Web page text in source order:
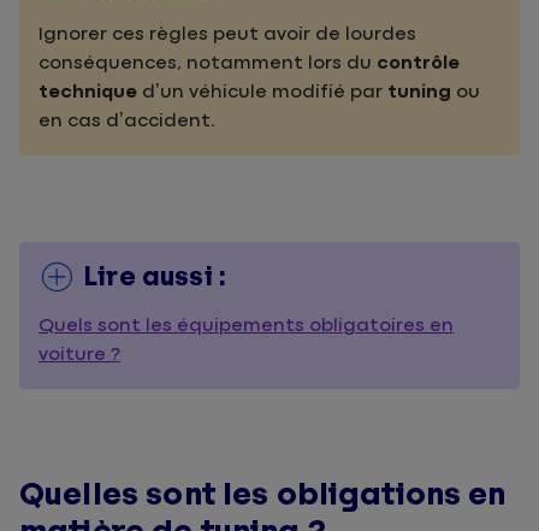
Ignorer ces règles peut avoir de lourdes
conséquences, notamment lors du contrôle
technique d’un véhicule modifié par tuning ou
en cas d’accident.
Lire aussi :
Quels sont les équipements obligatoires en
voiture ?
Quelles sont les obligations en